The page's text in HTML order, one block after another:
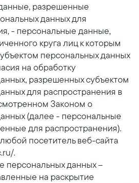
разрешенные
данных для
- персональные данные,
круга лиц к которым
персональных данных
на обработку
разрешенных субъектом
для распространения в
Законом о
(далее - персональные
для распространения).
посетитель веб-сайта
.
персональных данных –
на раскрытие